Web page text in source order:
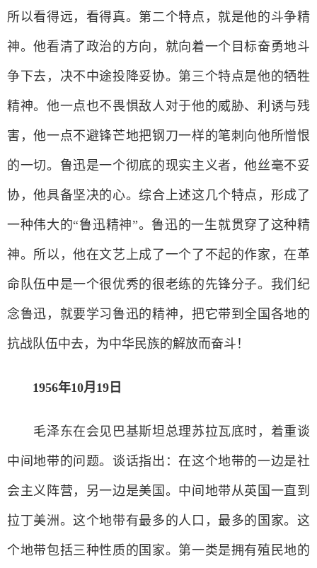
所以看得远，看得真。第二个特点，就是他的斗争精
神。他看清了政治的方向，就向着一个目标奋勇地斗
争下去，决不中途投降妥协。第三个特点是他的牺牲
精神。他一点也不畏惧敌人对于他的威胁、利诱与残
害，他一点不避锋芒地把钢刀一样的笔刺向他所憎恨
的一切。鲁迅是一个彻底的现实主义者，他丝毫不妥
协，他具备坚决的心。综合上述这几个特点，形成了
一种伟大的“鲁迅精神”。鲁迅的一生就贯穿了这种精
神。所以，他在文艺上成了一个了不起的作家，在革
命队伍中是一个很优秀的很老练的先锋分子。我们纪
念鲁迅，就要学习鲁迅的精神，把它带到全国各地的
抗战队伍中去，为中华民族的解放而奋斗！
1956年10月19日
毛泽东在会见巴基斯坦总理苏拉瓦底时，着重谈
中间地带的问题。谈话指出：在这个地带的一边是社
会主义阵营，另一边是美国。中间地带从英国一直到
拉丁美洲。这个地带有最多的人口，最多的国家。这
个地带包括三种性质的国家。第一类是拥有殖民地的